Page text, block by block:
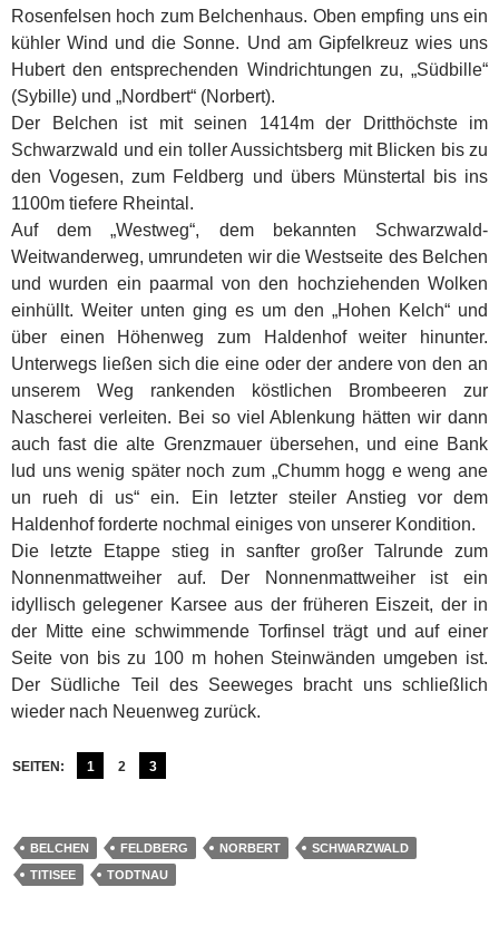
Rosenfelsen hoch zum Belchenhaus. Oben empfing uns ein
kühler Wind und die Sonne. Und am Gipfelkreuz wies uns
Hubert den entsprechenden Windrichtungen zu, „Südbille“
(Sybille) und „Nordbert“ (Norbert).
Der Belchen ist mit seinen 1414m der Dritthöchste im
Schwarzwald und ein toller Aussichtsberg mit Blicken bis zu
den Vogesen, zum Feldberg und übers Münstertal bis ins
1100m tiefere Rheintal.
Auf dem „Westweg“, dem bekannten Schwarzwald-
Weitwanderweg, umrundeten wir die Westseite des Belchen
und wurden ein paarmal von den hochziehenden Wolken
einhüllt. Weiter unten ging es um den „Hohen Kelch“ und
über einen Höhenweg zum Haldenhof weiter hinunter.
Unterwegs ließen sich die eine oder der andere von den an
unserem Weg rankenden köstlichen Brombeeren zur
Nascherei verleiten. Bei so viel Ablenkung hätten wir dann
auch fast die alte Grenzmauer übersehen, und eine Bank
lud uns wenig später noch zum „Chumm hogg e weng ane
un rueh di us“ ein. Ein letzter steiler Anstieg vor dem
Haldenhof forderte nochmal einiges von unserer Kondition.
Die letzte Etappe stieg in sanfter großer Talrunde zum
Nonnenmattweiher auf. Der Nonnenmattweiher ist ein
idyllisch gelegener Karsee aus der früheren Eiszeit, der in
der Mitte eine schwimmende Torfinsel trägt und auf einer
Seite von bis zu 100 m hohen Steinwänden umgeben ist.
Der Südliche Teil des Seeweges bracht uns schließlich
wieder nach Neuenweg zurück.
SEITEN: 1 2 3
BELCHEN FELDBERG NORBERT
SCHWARZWALD
TITISEE
TODTNAU